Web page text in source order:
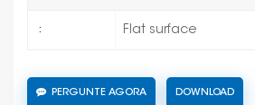
: Flat surface
PERGUNTE AGORA DOWNLOAD